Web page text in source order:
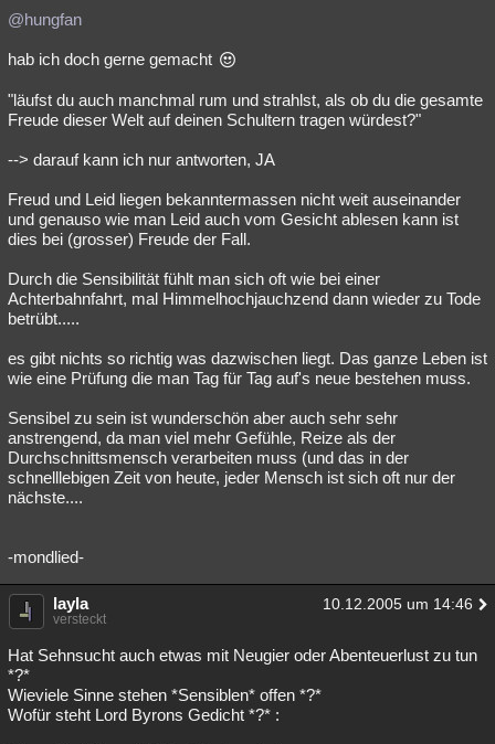
@hungfan
hab ich doch gerne gemacht
"läufst du auch manchmal rum und strahlst, als ob du die gesamte
Freude dieser Welt auf deinen Schultern tragen würdest?"
--> darauf kann ich nur antworten, JA
Freud und Leid liegen bekanntermassen nicht weit auseinander
und genauso wie man Leid auch vom Gesicht ablesen kann ist
dies bei (grosser) Freude der Fall.
Durch die Sensibilität fühlt man sich oft wie bei einer
Achterbahnfahrt, mal Himmelhochjauchzend dann wieder zu Tode
betrübt.....
es gibt nichts so richtig was dazwischen liegt. Das ganze Leben ist
wie eine Prüfung die man Tag für Tag auf's neue bestehen muss.
Sensibel zu sein ist wunderschön aber auch sehr sehr
anstrengend, da man viel mehr Gefühle, Reize als der
Durchschnittsmensch verarbeiten muss (und das in der
schnelllebigen Zeit von heute, jeder Mensch ist sich oft nur der
nächste....
-mondlied-
layla 10.12.2005 um 14:46
versteckt
Hat Sehnsucht auch etwas mit Neugier oder Abenteuerlust zu tun
*?*
Wieviele Sinne stehen *Sensiblen* offen *?*
Wofür steht Lord Byrons Gedicht *?* :